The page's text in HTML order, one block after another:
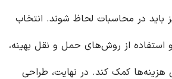
باید در محاسبات لحاظ شوند. انتخاب
استفاده از روش‌های حمل و نقل بهینه،
هزینه‌ها کمک کند. در نهایت، طراحی